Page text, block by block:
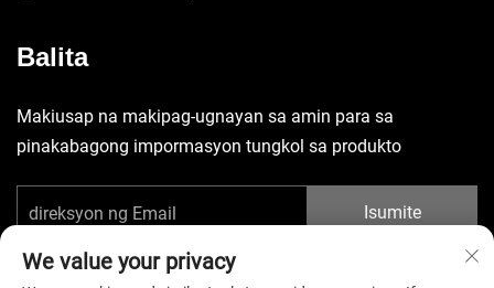
Balita
Makiusap na makipag-ugnayan sa amin para sa
pinakabagong impormasyon tungkol sa produkto
Isumite
We value your privacy